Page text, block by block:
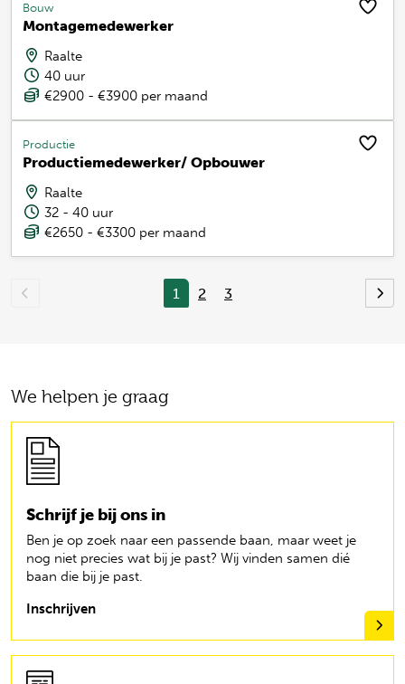
Bouw
Montagemedewerker
Raalte
40 uur
€2900 - €3900 per maand
Productie
Productiemedewerker/ Opbouwer
Raalte
32 - 40 uur
€2650 - €3300 per maand
1 2 3
We helpen je graag
Schrijf je bij ons in
Ben je op zoek naar een passende baan, maar weet je
nog niet precies wat bij je past? Wij vinden samen dié
baan die bij je past.
Inschrijven